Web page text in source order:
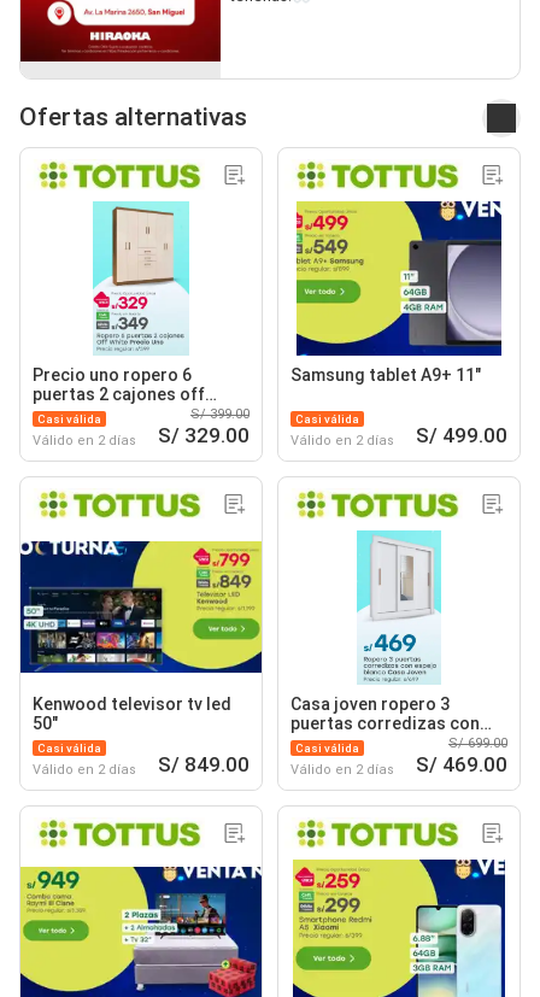
Ofertas alternativas
Precio uno ropero 6
puertas 2 cajones off
white
Casi válida
Válido en 2 días
S/ 399.00
S/ 329.00
Samsung tablet A9+ 11"
Casi válida
Válido en 2 días S/ 499.00
Kenwood televisor tv led
50"
Casi válida
Válido en 2 días S/ 849.00
Casa joven ropero 3
puertas corredizas con
espejo blanco
Casi válida
Válido en 2 días
S/ 699.00
S/ 469.00